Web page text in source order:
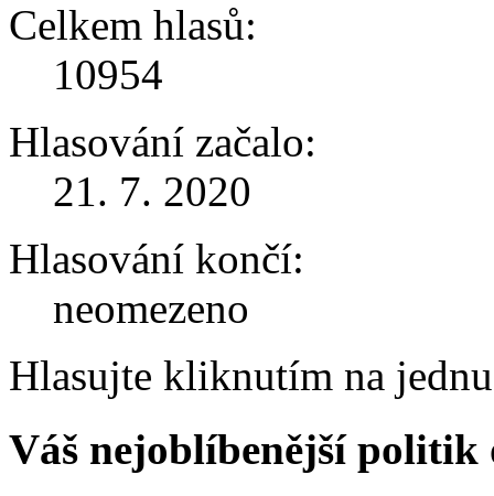
Celkem hlasů:
10954
Hlasování začalo:
21. 7. 2020
Hlasování končí:
neomezeno
Hlasujte kliknutím na
Váš nejoblíbenější politik